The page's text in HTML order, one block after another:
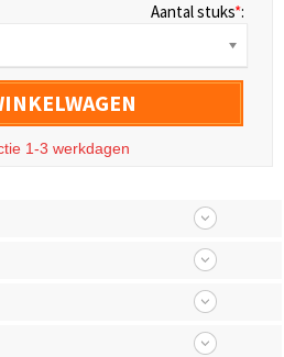
Aantal stuks*:
1-3 werkdagen